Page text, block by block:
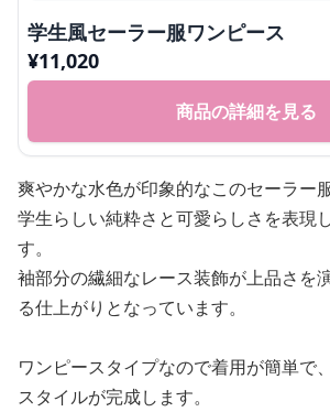
学生風セーラー服ワンピース
¥11,020
商品の詳細を見る
爽やかな水色が印象的なこのセーラー
学生らしい純粋さと可愛らしさを表現
す。
袖部分の繊細なレース装飾が上品さを
る仕上がりとなっています。
ワンピースタイプなので着用が簡単で
スタイルが完成します。